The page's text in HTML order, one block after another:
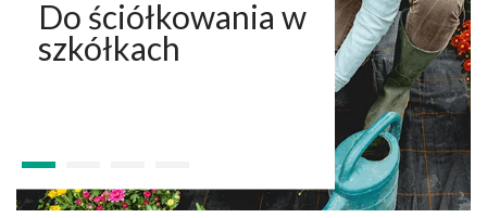
Do ściółkowania w
szkółkach